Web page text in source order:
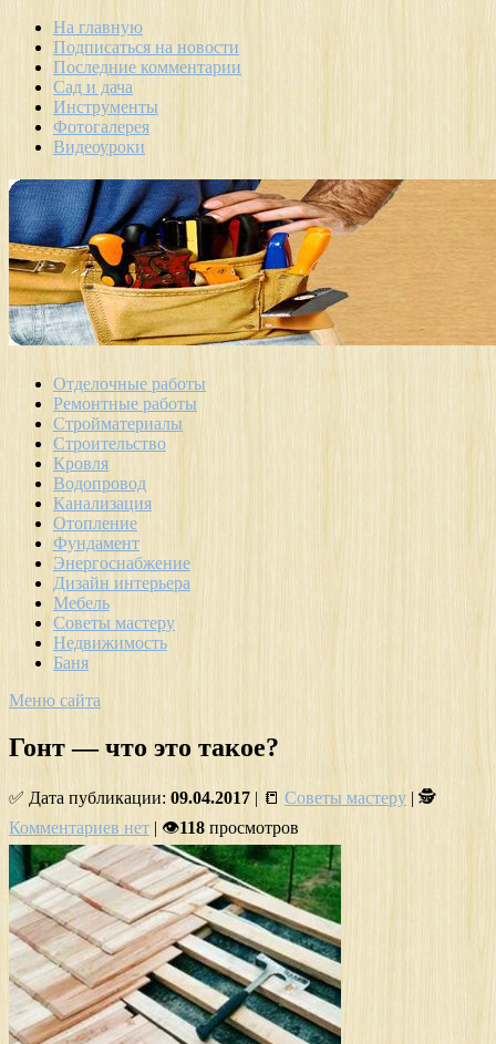
На главную
Подписаться на новости
Последние комментарии
Сад и дача
Инструменты
Фотогалерея
Видеоуроки
Отделочные работы
Ремонтные работы
Стройматериалы
Строительство
Кровля
Водопровод
Канализация
Отопление
Фундамент
Энергоснабжение
Дизайн интерьера
Мебель
Советы мастеру
Недвижимость
Баня
Меню сайта
Гонт — что это такое?
✅ Дата публикации: 09.04.2017 | 📒 Советы мастеру | 🕵
Комментариев нет | 👁118 просмотров